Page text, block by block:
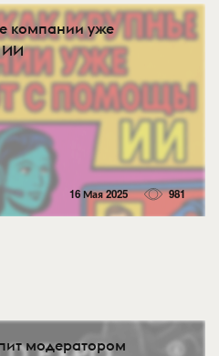
компании уже
ИИ
16 Мая 2025 981
модератором